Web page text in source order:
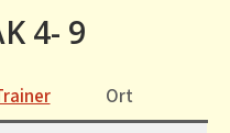
4- 9
Ort